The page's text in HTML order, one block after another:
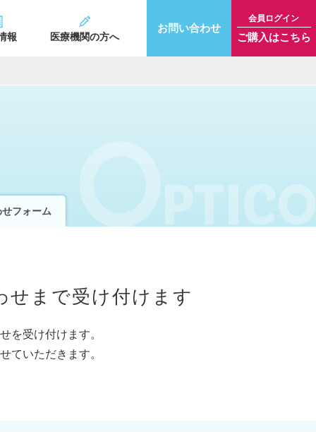
報 医療機関の方へ
お問い合わせ
会員ログイン
ご購入はこちら
フォーム
せまで受け付けます
を受け付けます。
ていただきます。